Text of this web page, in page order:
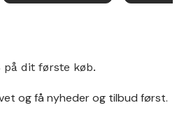
på dit første køb.
og få nyheder og tilbud først.